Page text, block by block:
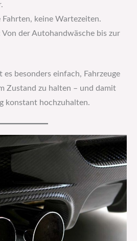
Fahrten, keine Wartezeiten.
Von der Autohandwäsche bis zur
besonders einfach, Fahrzeuge
Zustand zu halten – und damit
konstant hochzuhalten.